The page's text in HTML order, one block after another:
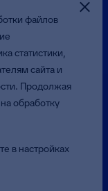
файлов
статистики,
сайта и
Продолжая
обработку
в настройках